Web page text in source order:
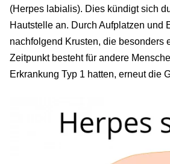
(Herpes labialis). Dies kündigt sich
Hautstelle an. Durch Aufplatzen
nachfolgend Krusten, die besonders
Zeitpunkt besteht für andere
Erkrankung Typ 1 hatten, erneut die